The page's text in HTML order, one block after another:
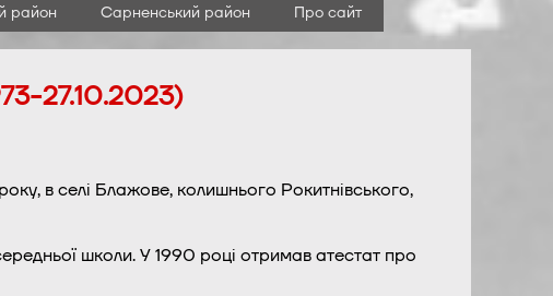
район Сарненський район Про сайт
27.10.2023)
в селі Блажове, колишнього Рокитнівського,
школи. У 1990 році отримав атестат про